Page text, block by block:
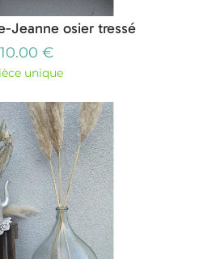
Jeanne osier tressé
10.00 €
unique